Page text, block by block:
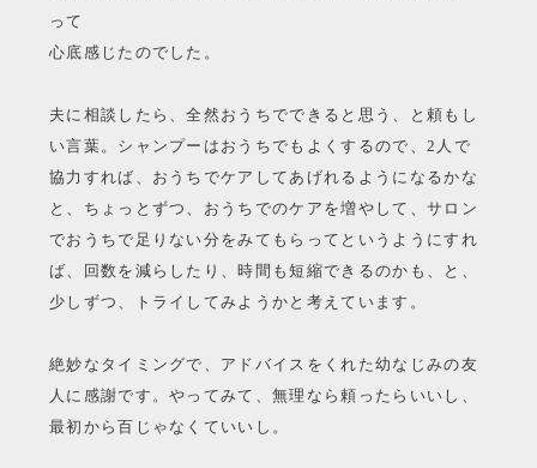
って
心底感じたのでした。
夫に相談したら、全然おうちでできると思う、と頼もし
い言葉。シャンプーはおうちでもよくするので、2人で
協力すれば、おうちでケアしてあげれるようになるかな
と、ちょっとずつ、おうちでのケアを増やして、サロン
でおうちで足りない分をみてもらってというようにすれ
ば、回数を減らしたり、時間も短縮できるのかも、と、
少しずつ、トライしてみようかと考えています。
絶妙なタイミングで、アドバイスをくれた幼なじみの友
人に感謝です。やってみて、無理なら頼ったらいいし、
最初から百じゃなくていいし。